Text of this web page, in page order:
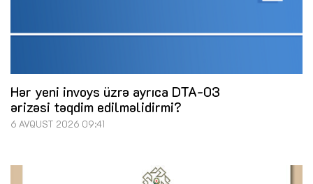
Hər yeni invoys üzrə ayrıca DTA-03
ərizəsi təqdim edilməlidirmi?
6 AVQUST 2026 09:41